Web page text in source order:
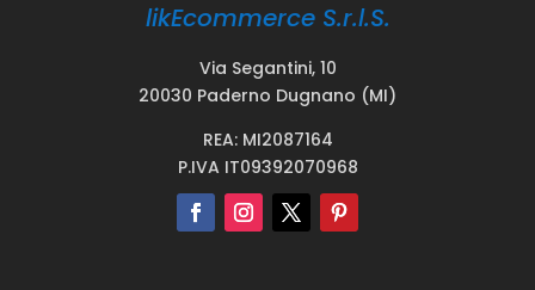
likEcommerce S.r.l.S.
Via Segantini, 10
20030 Paderno Dugnano (MI)
REA: MI2087164
P.IVA IT09392070968